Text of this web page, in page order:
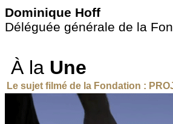
Dominique Hoff
Déléguée générale de la
À la Une
Le sujet filmé de la Fondation :